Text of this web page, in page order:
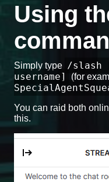
Using
Simply type /slash
username]
(for
You can raid both
this.